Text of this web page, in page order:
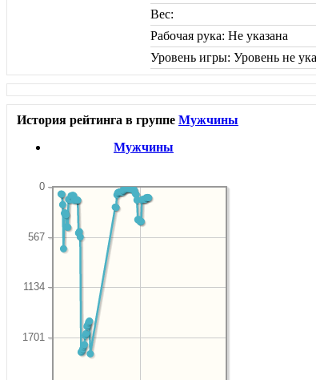
Вес:
Рабочая рука: Не указана
Уровень игры: Уровень не
История рейтинга в группе Мужчины
Мужчины
1701
1134
567
0